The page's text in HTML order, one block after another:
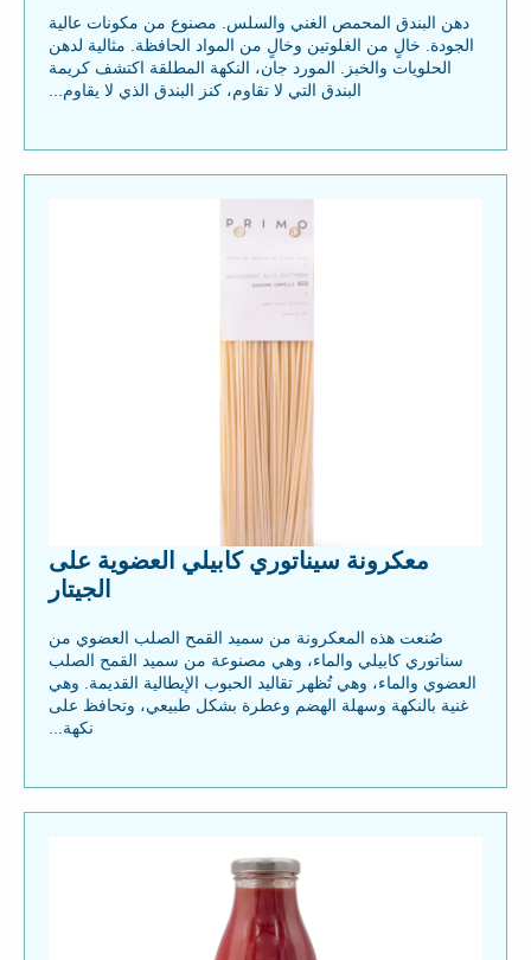
دهن البندق المحمص الغني والسلس. مصنوع من مكونات عالية
الجودة. خالٍ من الغلوتين وخالٍ من المواد الحافظة. مثالية لدهن
الحلويات والخبز. المورد جان، النكهة المطلقة اكتشف كريمة
البندق التي لا تقاوم، كنز البندق الذي لا يقاوم...
معكرونة سيناتوري كابيلي العضوية على
الجيتار
صُنعت هذه المعكرونة من سميد القمح الصلب العضوي من
سناتوري كابيلي والماء، وهي مصنوعة من سميد القمح الصلب
العضوي والماء، وهي تُظهر تقاليد الحبوب الإيطالية القديمة. وهي
غنية بالنكهة وسهلة الهضم وعطرة بشكل طبيعي، وتحافظ على
نكهة...